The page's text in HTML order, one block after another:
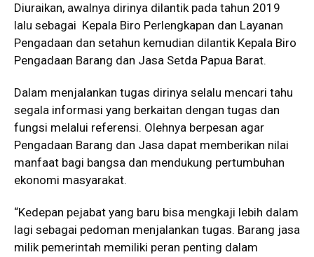
Diuraikan, awalnya dirinya dilantik pada tahun 2019
lalu sebagai Kepala Biro Perlengkapan dan Layanan
Pengadaan dan setahun kemudian dilantik Kepala Biro
Pengadaan Barang dan Jasa Setda Papua Barat.
Dalam menjalankan tugas dirinya selalu mencari tahu
segala informasi yang berkaitan dengan tugas dan
fungsi melalui referensi. Olehnya berpesan agar
Pengadaan Barang dan Jasa dapat memberikan nilai
manfaat bagi bangsa dan mendukung pertumbuhan
ekonomi masyarakat.
“Kedepan pejabat yang baru bisa mengkaji lebih dalam
lagi sebagai pedoman menjalankan tugas. Barang jasa
milik pemerintah memiliki peran penting dalam